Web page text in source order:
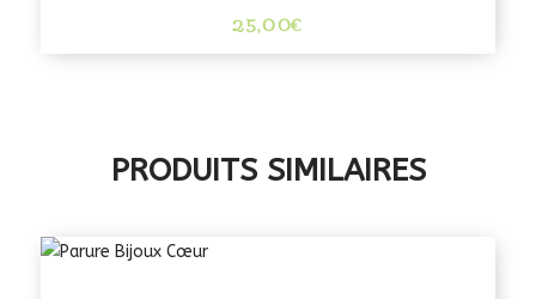
25,00€
PRODUITS SIMILAIRES